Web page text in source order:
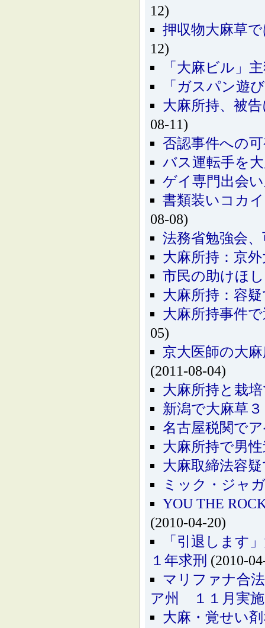
12)
押収物大麻草
12)
「大麻ビル」
「ガスパン遊
大麻所持、被
08-11)
否認事件への
バス運転手を
ゲイ専門出会
書類装いコカ
08-08)
法務省勉強会
大麻所持：京
市民の助けほ
大麻所持：容
大麻所持事件
05)
京大医師の大
(2011-08-04)
大麻所持と栽
新潟で大麻草
名古屋税関で
大麻所持で男
大麻取締法容
ミック・ジャ
YOU THE
(2010-04-20)
「引退しま
１年求刑 (2010-
マリファナ合
ア州 １１月実
大麻・覚せい